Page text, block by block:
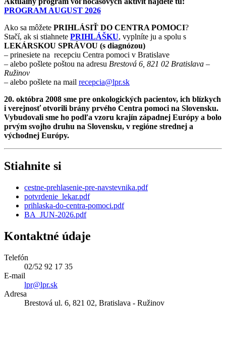
PROGRAM AUGUST 2026
Ako sa môžete PRIHLÁSIŤ DO CENTRA POMOCI?
Stačí, ak si stiahnete PRIHLÁŠKU, vyplníte ju a spolu s
LEKÁRSKOU SPRÁVOU (s diagnózou)
– prinesiete na recepciu Centra pomoci v Bratislave
– alebo pošlete poštou na adresu Brestová 6, 821 02 Bratislava –
Ružinov
– alebo pošlete na mail recepcia@lpr.sk
20. októbra 2008 sme pre onkologických pacientov, ich blízkych
i verejnosť otvorili brány prvého Centra pomoci na Slovensku.
Vybudovali sme ho podľa vzoru krajín západnej Európy a bolo
prvým svojho druhu na Slovensku, v regióne strednej a
východnej Európy.
Stiahnite si
cestne-prehlasenie-pre-navstevnika.pdf
potvrdenie_lekar.pdf
prihlaska-do-centra-pomoci.pdf
BA_JUN-2026.pdf
Kontaktné údaje
Telefón
02/52 92 17 35
E-mail
lpr@lpr.sk
Adresa
Brestová ul. 6, 821 02, Bratislava - Ružinov